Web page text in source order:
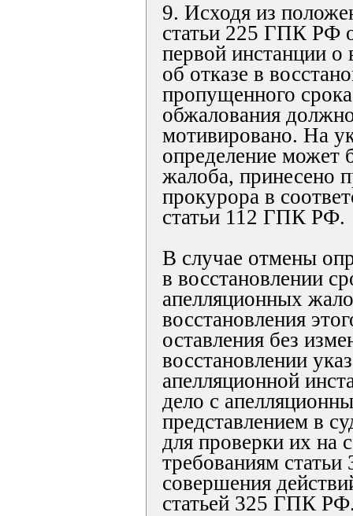
9. Исходя из
статьи 225 ГПК РФ
первой инстанции о
об отказе в
пропущенного
обжалования
мотивировано. На
определение может
жалоба, принесено
прокурора в
статьи 112 ГПК РФ.
В случае отмены
в восстановлении
апелляционных
восстановления
оставления без
восстановлении
апелляционной
дело с
представлением в
для проверки их на
требованиям
совершения
статьей 325 ГПК